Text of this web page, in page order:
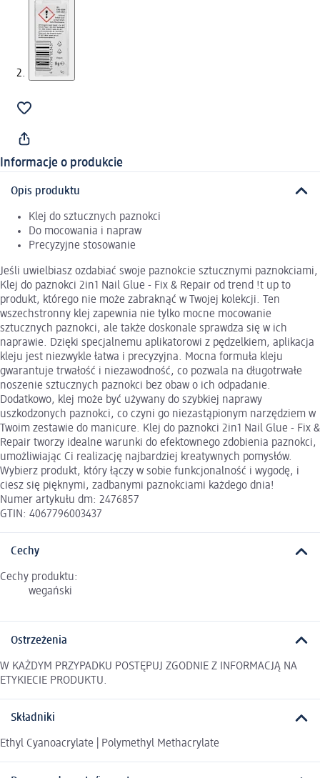
Informacje o produkcie
Opis produktu
Klej do sztucznych paznokci
Do mocowania i napraw
Precyzyjne stosowanie
Jeśli uwielbiasz ozdabiać swoje paznokcie sztucznymi paznokciami,
Klej do paznokci 2in1 Nail Glue - Fix & Repair od trend !t up to
produkt, którego nie może zabraknąć w Twojej kolekcji. Ten
wszechstronny klej zapewnia nie tylko mocne mocowanie
sztucznych paznokci, ale także doskonale sprawdza się w ich
naprawie. Dzięki specjalnemu aplikatorowi z pędzelkiem, aplikacja
kleju jest niezwykle łatwa i precyzyjna. Mocna formuła kleju
gwarantuje trwałość i niezawodność, co pozwala na długotrwałe
noszenie sztucznych paznokci bez obaw o ich odpadanie.
Dodatkowo, klej może być używany do szybkiej naprawy
uszkodzonych paznokci, co czyni go niezastąpionym narzędziem w
Twoim zestawie do manicure. Klej do paznokci 2in1 Nail Glue - Fix &
Repair tworzy idealne warunki do efektownego zdobienia paznokci,
umożliwiając Ci realizację najbardziej kreatywnych pomysłów.
Wybierz produkt, który łączy w sobie funkcjonalność i wygodę, i
ciesz się pięknymi, zadbanymi paznokciami każdego dnia!
Numer artykułu dm: 2476857
GTIN: 4067796003437
Cechy
Cechy produktu:
wegański
Ostrzeżenia
W KAŻDYM PRZYPADKU POSTĘPUJ ZGODNIE Z INFORMACJĄ NA
ETYKIECIE PRODUKTU.
Składniki
Ethyl Cyanoacrylate | Polymethyl Methacrylate